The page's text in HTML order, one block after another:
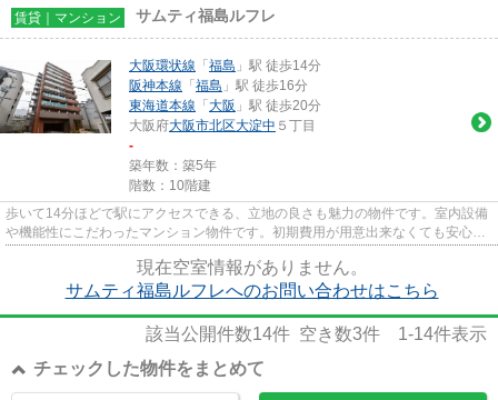
賃貸｜マンション サムティ福島ルフレ
大阪環状線 「 福島 」駅 徒歩14分
阪神本線 「 福島 」駅 徒歩16分
東海道本線 「 大阪 」駅 徒歩20分
大阪府大阪市北区大淀中 ５丁目
-
築年数：築5年
階数：10階建
歩いて14分ほどで駅にアクセスできる、立地の良さも魅力の物件です。室内設備
や機能性にこだわったマンション物件です。初期費用が用意出来なくても安心。
現在空室情報がありません。
サムティ福島ルフレへのお問い合わせはこちら
該当公開件数14件 空き数3件 1-14件表示
チェックした物件をまとめて